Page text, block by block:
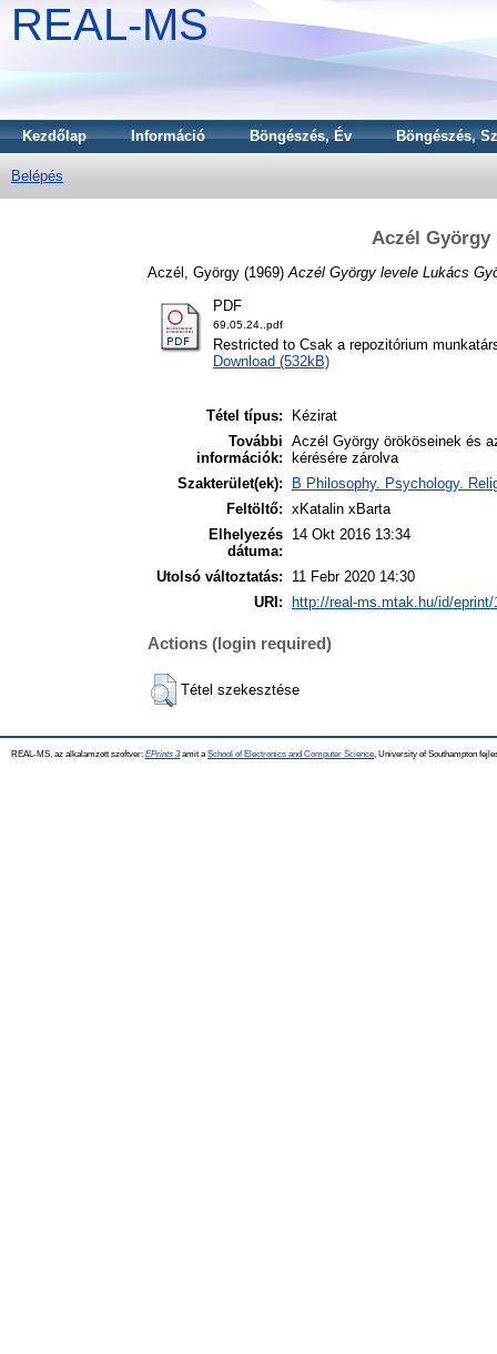
REAL-MS
Kezdőlap Információ Böngészés, Év Böngészés,
Belépés
Aczél György
Aczél, György (1969) Aczél György levele Lukács
PDF
69.05.24..pdf
Restricted to Csak a repozitórium
Download (532kB)
Tétel típus:
Kézirat
További
információk:
Aczél György örököseinek és
kérésére zárolva
Szakterület(ek):
B Philosophy. Psychology.
Feltöltő: xKatalin xBarta
Elhelyezés
dátuma:
14 Okt 2016 13:34
Utolsó változtatás:
11 Febr 2020 14:30
URI:
http://real-ms.mtak.hu/id/eprint/
Actions (login required)
Tétel szekesztése
REAL-MS, az alkalamzott szoftver: EPrints 3amit a School of Electronics and Computer Science , University of Southampton